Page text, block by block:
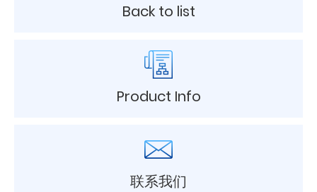
Back to list
Product Info
联系我们